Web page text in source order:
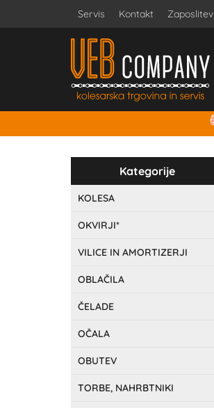
Servis Kontakt Zaposlitev
Kategorije
KOLESA
OKVIRJI*
VILICE IN AMORTIZERJI
OBLAČILA
ČELADE
OČALA
OBUTEV
TORBE, NAHRBTNIKI